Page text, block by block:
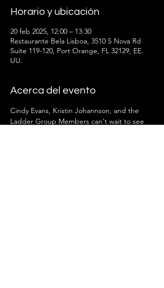
Horario y ubicación
20 feb 2025, 12:00 – 13:30
Restaurante Bela Lisboa, 3510 S Nova Rd
Suite 119-120, Port Orange, FL 32129, EE.
UU.
Acerca del evento
Cindy Evans, Kristin Johannson, and the
Ladder Group Members can't wait to see